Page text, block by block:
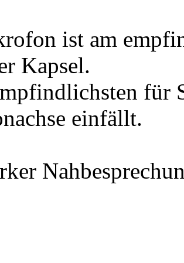
ist am
Kapsel.
für
einfällt.